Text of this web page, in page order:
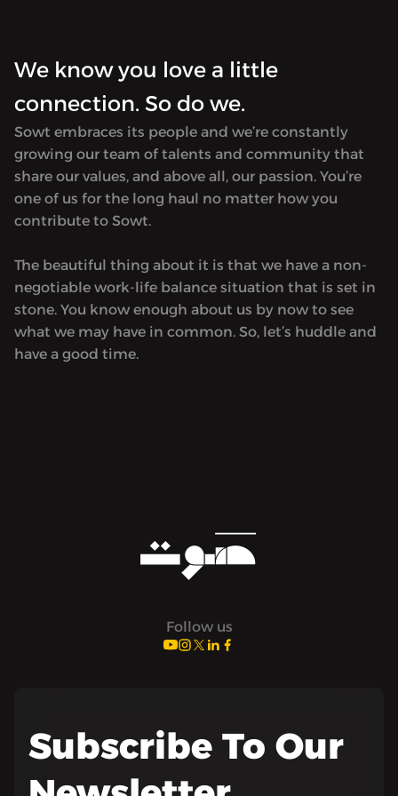
We know you love a little
connection. So do we.
Sowt embraces its people and we’re constantly
growing our team of talents and community that
share our values, and above all, our passion. You’re
one of us for the long haul no matter how you
contribute to Sowt.
The beautiful thing about it is that we have a non-
negotiable work-life balance situation that is set in
stone. You know enough about us by now to see
what we may have in common. So, let’s huddle and
have a good time.
Follow us
Subscribe To Our